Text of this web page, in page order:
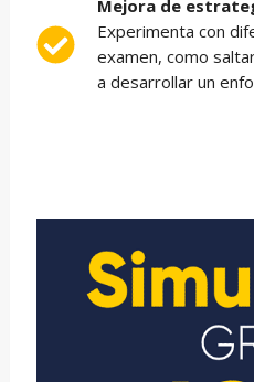
Mejora de
Experimenta con
examen, como
a desarrollar un